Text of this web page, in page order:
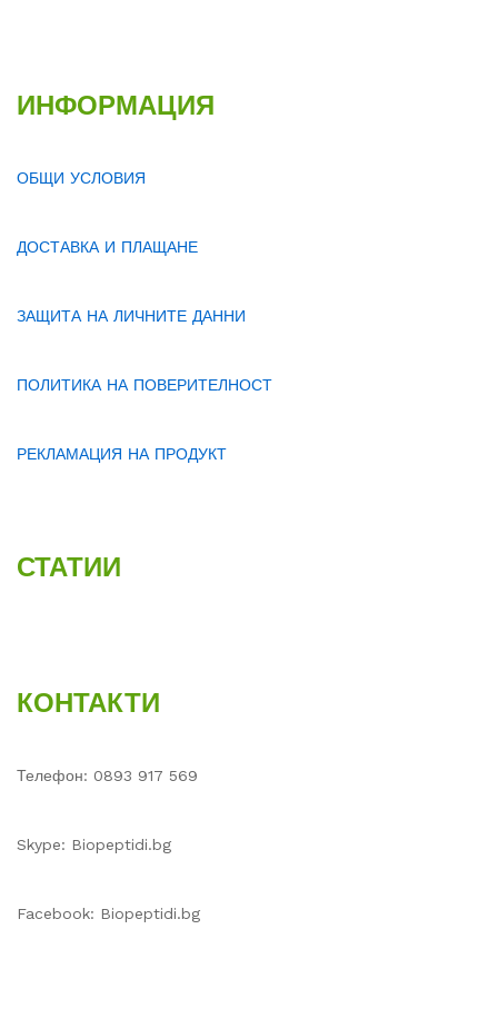
ИНФОРМАЦИЯ
ОБЩИ УСЛОВИЯ
ДОСТАВКА И ПЛАЩАНЕ
ЗАЩИТА НА ЛИЧНИТЕ ДАННИ
ПОЛИТИКА НА ПОВЕРИТЕЛНОСТ
РЕКЛАМАЦИЯ НА ПРОДУКТ
СТАТИИ
КОНТАКТИ
Телефон: 0893 917 569
Skype: Biopeptidi.bg
Facebook: Biopeptidi.bg